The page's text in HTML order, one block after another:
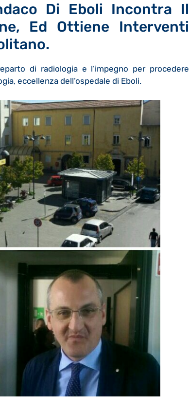
Di Eboli Incontra Il
Ed Ottiene Interventi
di radiologia e l’impegno per procedere
eccellenza dell’ospedale di Eboli.